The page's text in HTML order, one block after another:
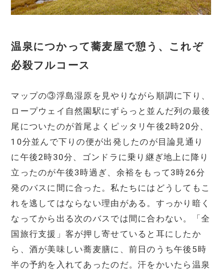
温泉につかって蕎麦屋で憩う、これぞ
必殺フルコース
マップの③浮島湿原を見やりながら順調に下り、
ロープウェイ自然園駅にずらっと並んだ列の最後
尾についたのが首尾よくピッタリ午後2時20分、
10分並んで下りの便が出発したのが目論見通り
に午後2時30分、ゴンドラに乗り継ぎ地上に降り
立ったのが午後3時過ぎ、余裕をもって3時26分
発のバスに間に合った。私たちにはどうしてもこ
れを逃してはならない理由がある。すっかり暗く
なってから出る次のバスでは間に合わない。「全
国旅行支援」客が押し寄せていると耳にしたか
ら、酒が美味しい蕎麦膳に、前日のうち午後5時
半の予約を入れてあったのだ。汗をかいたら温泉